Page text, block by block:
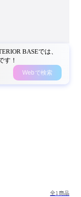
BASEでは、
す！
Webで検索
全1商品